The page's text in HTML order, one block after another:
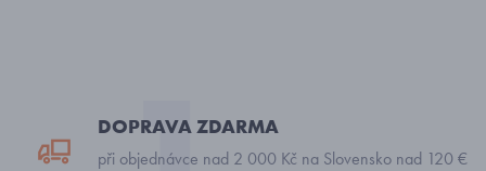
DOPRAVA ZDARMA
při objednávce nad 2 000 Kč na Slovensko nad 120 €